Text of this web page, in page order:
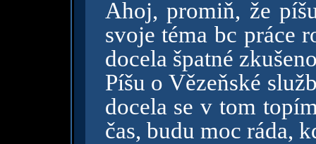
Ahoj, promiň, že
svoje téma bc práce
docela špatné
Píšu o Vězeňské
docela se v tom
čas, budu moc ráda,